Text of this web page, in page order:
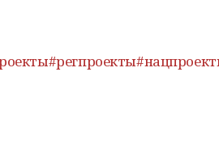
#регпроекты